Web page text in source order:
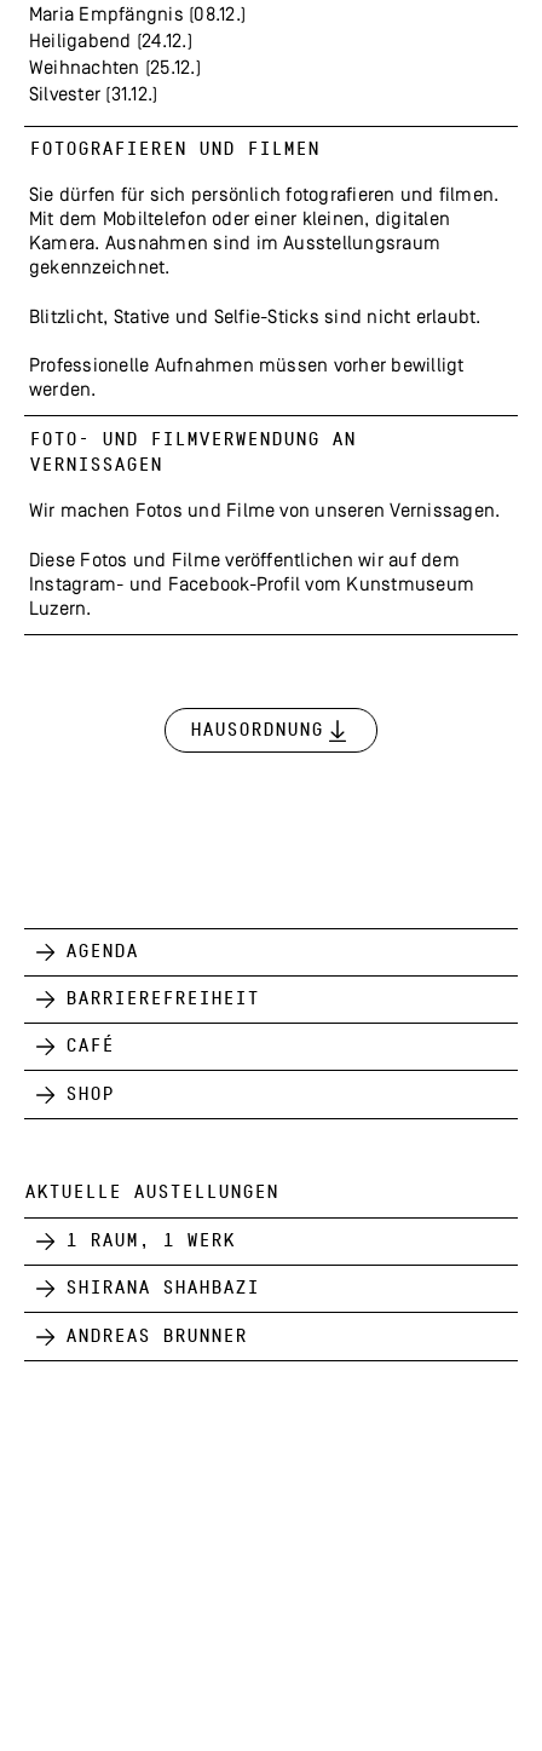
Maria Empfängnis (08.12.)
Heiligabend (24.12.)
Weihnachten (25.12.)
Silvester (31.12.)
FOTOGRAFIEREN UND FILMEN
Sie dürfen für sich persönlich fotografieren und filmen.
Mit dem Mobiltelefon oder einer kleinen, digitalen
Kamera. Ausnahmen sind im Ausstellungsraum
gekennzeichnet.
Blitzlicht, Stative und Selfie-Sticks sind nicht erlaubt.
Professionelle Aufnahmen müssen vorher bewilligt
werden.
FOTO- UND FILMVERWENDUNG AN
VERNISSAGEN
Wir machen Fotos und Filme von unseren Vernissagen.
Diese Fotos und Filme veröffentlichen wir auf dem
Instagram- und Facebook-Profil vom Kunstmuseum
Luzern.
Hausordnung
Agenda
Barrierefreiheit
Café
Shop
AKTUELLE AUSTELLUNGEN
1 Raum, 1 Werk
Shirana Shahbazi
Andreas Brunner